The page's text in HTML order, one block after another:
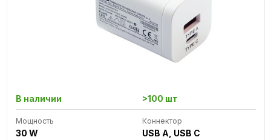
В наличии >100 шт
Мощность
30 W
Коннектор
USB A, USB C